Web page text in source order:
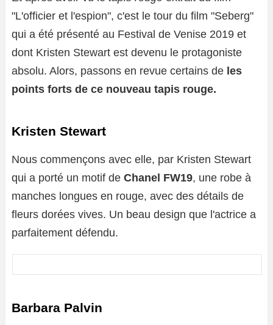
"L'officier et l'espion", c'est le tour du film "Seberg"
qui a été présenté au Festival de Venise 2019 et
dont Kristen Stewart est devenu le protagoniste
absolu. Alors, passons en revue certains de les
points forts de ce nouveau tapis rouge.
Kristen Stewart
Nous commençons avec elle, par Kristen Stewart
qui a porté un motif de Chanel FW19, une robe à
manches longues en rouge, avec des détails de
fleurs dorées vives. Un beau design que l'actrice a
parfaitement défendu.
Barbara Palvin